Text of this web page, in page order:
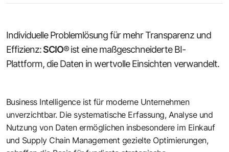
Individuelle Problemlösung für mehr Transparenz und
Effizienz:SCIO®ist eine maßgeschneiderte BI-
Plattform, die Daten in wertvolle Einsichten verwandelt.
Business Intelligence ist für moderne Unternehmen
unverzichtbar. Die systematische Erfassung, Analyse und
Nutzung von Daten ermöglichen insbesondere im Einkauf
und Supply Chain Management gezielte Optimierungen,